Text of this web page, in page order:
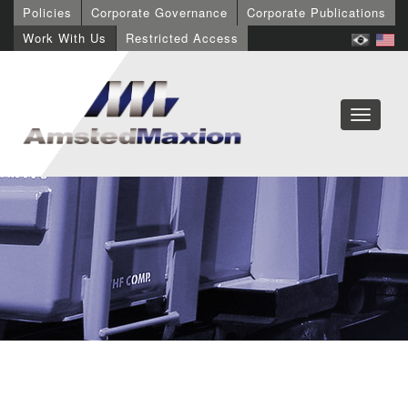
Policies Corporate Governance
Corporate Publications
Work With Us
Restricted Access